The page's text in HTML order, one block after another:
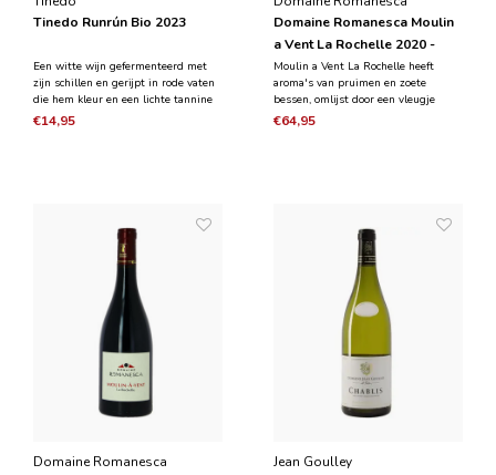
Tinedo Runrún Bio 2023
Een witte wijn gefermenteerd met
zijn schillen en gerijpt in rode vaten
die hem kleur en een lichte tannine
geven. Een unieke wijn voor
€14,95
Domaine Romanesca Moulin
a Vent La Rochelle 2020 -
Magnum 1,5L
Moulin a Vent La Rochelle heeft
aroma's van pruimen en zoete
bessen, omlijst door een vleugje
zoete kruiden en vanillestokjes. Het
€64,95
Domaine Romanesca
Jean Goulley